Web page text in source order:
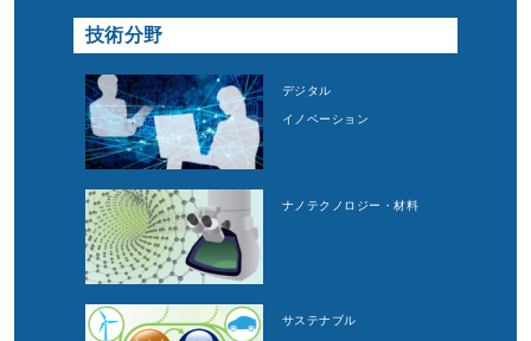
技術分野
デジタル
イノベーション
ナノテクノロジー・材料
サステナブル